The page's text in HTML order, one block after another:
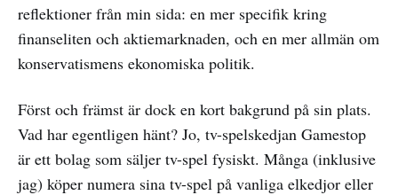
reflektioner från min sida: en mer specifik kring
finanseliten och aktiemarknaden, och en mer allmän om
konservatismens ekonomiska politik.
Först och främst är dock en kort bakgrund på sin plats.
Vad har egentligen hänt? Jo, tv-spelskedjan Gamestop
är ett bolag som säljer tv-spel fysiskt. Många (inklusive
jag) köper numera sina tv-spel på vanliga elkedjor eller